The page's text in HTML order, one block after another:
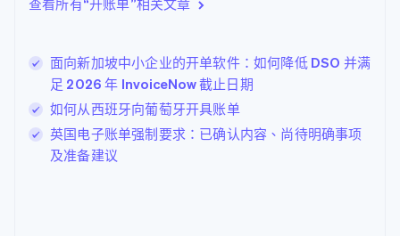
查看所有“开账单”相关文章
面向新加坡中小企业的开单软件：如何降低 DSO 并满
足 2026 年 InvoiceNow 截止日期
如何从西班牙向葡萄牙开具账单
英国电子账单强制要求：已确认内容、尚待明确事项
及准备建议
立陶宛
DeutschEnglish
卢森堡
罗马尼亚
English
马尔他